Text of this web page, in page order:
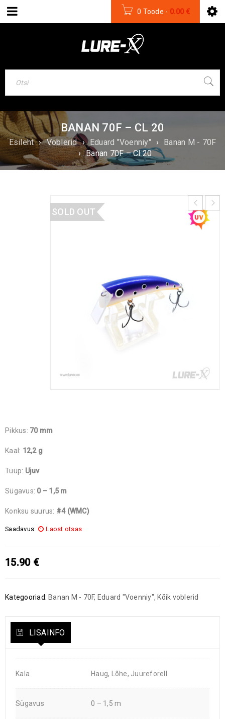
0 Toode - 0.00 €
BANAN 70F – CL 20
Esileht › Voblerid › Eduard "Voenniy" ›
Banan M - 70F
› Banan 70F – Cl 20
SOLD OUT
Pikkus: 70 mm
Kaal: 12,2 g
Tüüp: Ujuv
Sügavus: 0 – 1,5 m
Konksu suurus: #4 (WMC)
Saadavus: Laost otsas
15.90 €
Kategooriad: Banan M - 70F, Eduard "Voenniy", Kõik voblerid
LISAINFO
Kala Haug, Lõhe, Juureforell
Sügavus 0 – 1,5 m